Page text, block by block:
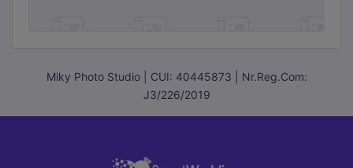
Miky Photo Studio | CUI: 40445873 | Nr.Reg.Com:
J3/226/2019